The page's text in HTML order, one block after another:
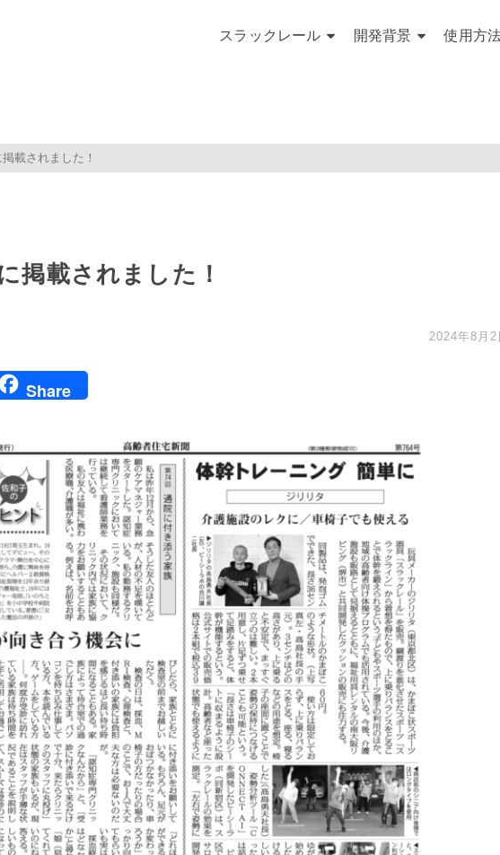
スラックレール 開発背景 使用方
載されました！
掲載されました！
2024年8月2
Share